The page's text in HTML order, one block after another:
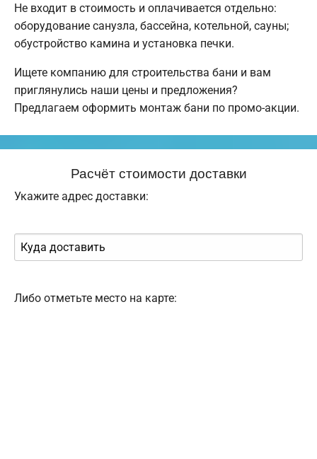
Не входит в стоимость и оплачивается отдельно:
оборудование санузла, бассейна, котельной, сауны;
обустройство камина и установка печки.
Ищете компанию для строительства бани и вам
приглянулись наши цены и предложения?
Предлагаем оформить монтаж бани по промо-акции.
Расчёт стоимости доставки
Укажите адрес доставки:
Либо отметьте место на карте: